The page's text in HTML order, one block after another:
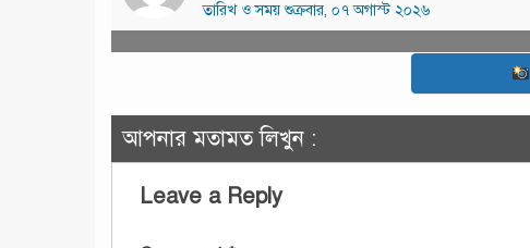
তারিখ ও সময় শুক্রবার, ০৭ অগাস্ট ২০২৬
আপনার মতামত লিখুন :
Leave a Reply